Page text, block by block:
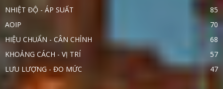
NHIỆT ĐỘ - ÁP SUẤT
85
AOIP
70
HIỆU CHUẨN - CÂN CHỈNH
68
KHOẢNG CÁCH - VỊ TRÍ
57
LƯU LƯỢNG - ĐO MỨC
47